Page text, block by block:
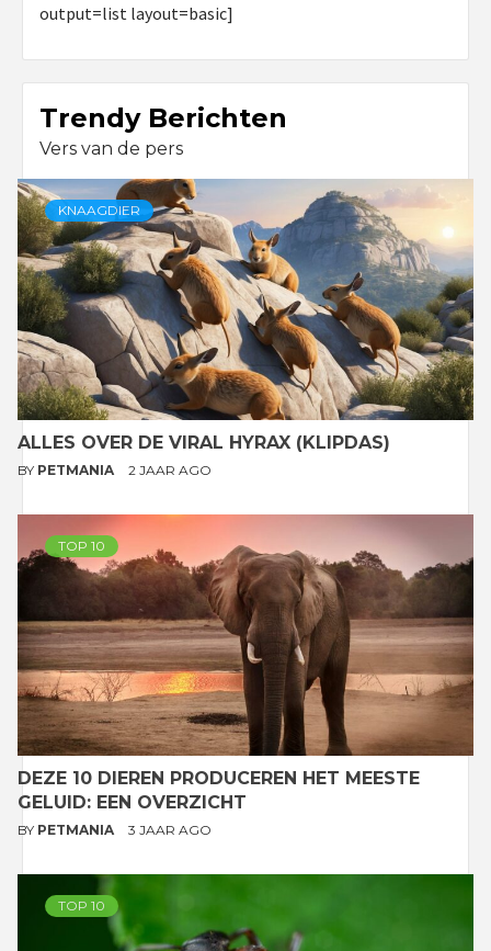
output=list layout=basic]
Trendy Berichten
Vers van de pers
KNAAGDIER
ALLES OVER DE VIRAL HYRAX (KLIPDAS)
BY PETMANIA 2 JAAR AGO
TOP 10
DEZE 10 DIEREN PRODUCEREN HET MEESTE
GELUID: EEN OVERZICHT
BY PETMANIA 3 JAAR AGO
TOP 10